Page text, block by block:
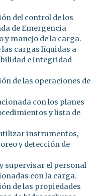
del control de los
de Emergencia
y manejo de la carga.
cargas líquidas a
e integridad
de las operaciones de
con los planes
y lista de
instrumentos,
y detección de
supervisar el personal
con la carga.
de las propiedades